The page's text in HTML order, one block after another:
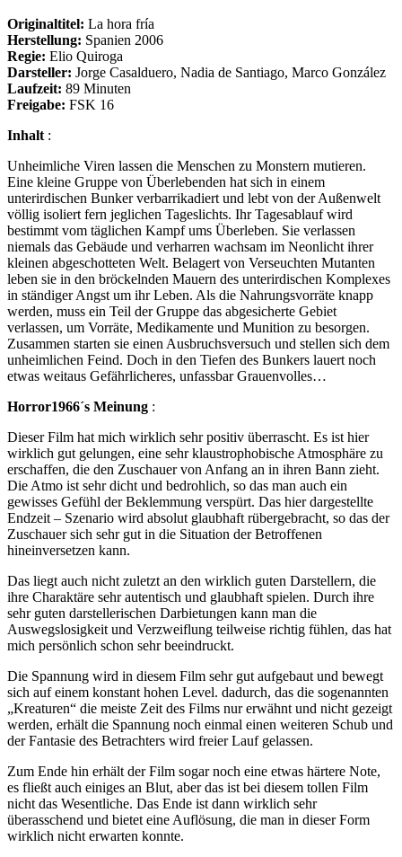
Originaltitel: La hora fría
Herstellung: Spanien 2006
Regie: Elio Quiroga
Darsteller: Jorge Casalduero, Nadia de Santiago, Marco González
Laufzeit: 89 Minuten
Freigabe: FSK 16
Inhalt :
Unheimliche Viren lassen die Menschen zu Monstern mutieren.
Eine kleine Gruppe von Überlebenden hat sich in einem
unterirdischen Bunker verbarrikadiert und lebt von der Außenwelt
völlig isoliert fern jeglichen Tageslichts. Ihr Tagesablauf wird
bestimmt vom täglichen Kampf ums Überleben. Sie verlassen
niemals das Gebäude und verharren wachsam im Neonlicht ihrer
kleinen abgeschotteten Welt. Belagert von Verseuchten Mutanten
leben sie in den bröckelnden Mauern des unterirdischen Komplexes
in ständiger Angst um ihr Leben. Als die Nahrungsvorräte knapp
werden, muss ein Teil der Gruppe das abgesicherte Gebiet
verlassen, um Vorräte, Medikamente und Munition zu besorgen.
Zusammen starten sie einen Ausbruchsversuch und stellen sich dem
unheimlichen Feind. Doch in den Tiefen des Bunkers lauert noch
etwas weitaus Gefährlicheres, unfassbar Grauenvolles…
Horror1966´s Meinung :
Dieser Film hat mich wirklich sehr positiv überrascht. Es ist hier
wirklich gut gelungen, eine sehr klaustrophobische Atmosphäre zu
erschaffen, die den Zuschauer von Anfang an in ihren Bann zieht.
Die Atmo ist sehr dicht und bedrohlich, so das man auch ein
gewisses Gefühl der Beklemmung verspürt. Das hier dargestellte
Endzeit – Szenario wird absolut glaubhaft rübergebracht, so das der
Zuschauer sich sehr gut in die Situation der Betroffenen
hineinversetzen kann.
Das liegt auch nicht zuletzt an den wirklich guten Darstellern, die
ihre Charaktäre sehr autentisch und glaubhaft spielen. Durch ihre
sehr guten darstellerischen Darbietungen kann man die
Auswegslosigkeit und Verzweiflung teilweise richtig fühlen, das hat
mich persönlich schon sehr beeindruckt.
Die Spannung wird in diesem Film sehr gut aufgebaut und bewegt
sich auf einem konstant hohen Level. dadurch, das die sogenannten
„Kreaturen“ die meiste Zeit des Films nur erwähnt und nicht gezeigt
werden, erhält die Spannung noch einmal einen weiteren Schub und
der Fantasie des Betrachters wird freier Lauf gelassen.
Zum Ende hin erhält der Film sogar noch eine etwas härtere Note,
es fließt auch einiges an Blut, aber das ist bei diesem tollen Film
nicht das Wesentliche. Das Ende ist dann wirklich sehr
überasschend und bietet eine Auflösung, die man in dieser Form
wirklich nicht erwarten konnte.